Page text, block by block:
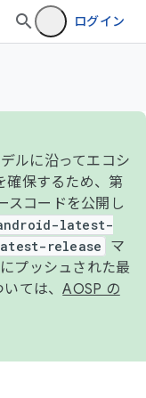
ログイン
ルに沿ってエコシ
確保するため、第
スコードを公開し
latest-
release
マ
プッシュされた最
いては、AOSP の